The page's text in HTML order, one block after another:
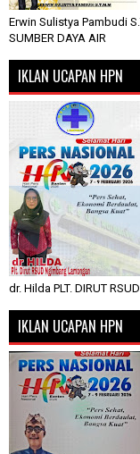
Erwin Sulistya Pambudi
SUMBER DAYA AIR
IKLAN UCAPAN HPN
dr. Hilda PLT. DIRUT
IKLAN UCAPAN HPN